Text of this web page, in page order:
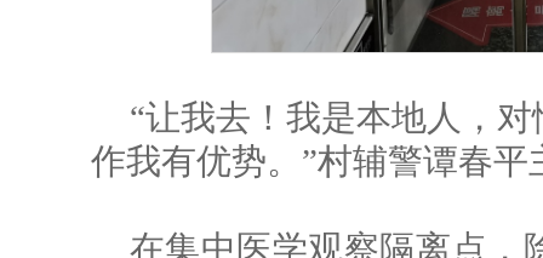
“让我去！我是本地人，
作我有优势。”村辅警谭春平
在集中医学观察隔离点，